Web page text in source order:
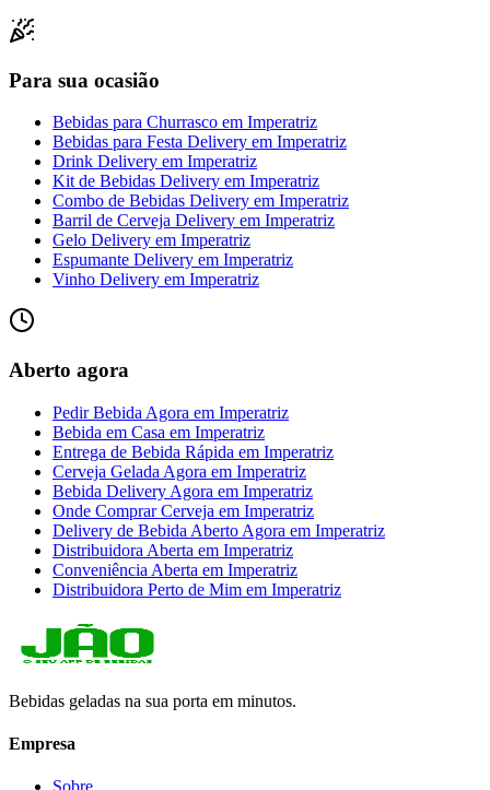
Para sua ocasião
Bebidas para Churrasco em Imperatriz
Bebidas para Festa Delivery em Imperatriz
Drink Delivery em Imperatriz
Kit de Bebidas Delivery em Imperatriz
Combo de Bebidas Delivery em Imperatriz
Barril de Cerveja Delivery em Imperatriz
Gelo Delivery em Imperatriz
Espumante Delivery em Imperatriz
Vinho Delivery em Imperatriz
Aberto agora
Pedir Bebida Agora em Imperatriz
Bebida em Casa em Imperatriz
Entrega de Bebida Rápida em Imperatriz
Cerveja Gelada Agora em Imperatriz
Bebida Delivery Agora em Imperatriz
Onde Comprar Cerveja em Imperatriz
Delivery de Bebida Aberto Agora em Imperatriz
Distribuidora Aberta em Imperatriz
Conveniência Aberta em Imperatriz
Distribuidora Perto de Mim em Imperatriz
Bebidas geladas na sua porta em minutos.
Empresa